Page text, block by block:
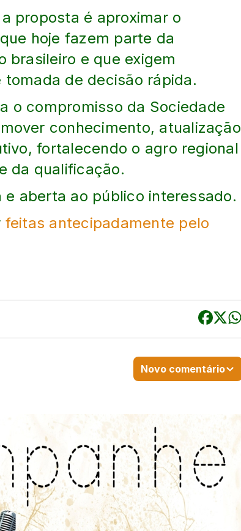
proposta é aproximar o
hoje fazem parte da
brasileiro e que exigem
de decisão rápida.
o compromisso da Sociedade
conhecimento, atualização
fortalecendo o agro regional
da qualificação.
aberta ao público interessado.
feitas antecipadamente pelo
Novo comentário